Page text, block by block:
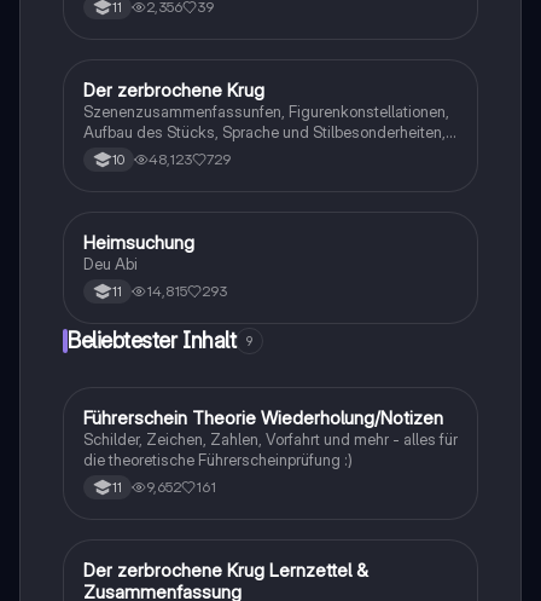
11 2,356 39
Deutsch
Der zerbrochene Krug
Szenenzusammenfassunfen, Figurenkonstellationen,
Aufbau des Stücks, Sprache und Stilbesonderheiten,
Aussageabsicht, Thematik, Interpretation
10 48,123 729
Deutsch
Heimsuchung
Deu Abi
11 14,815 293
Beliebtester Inhalt 9
Lerntipps
Führerschein Theorie Wiederholung/Notizen
Schilder, Zeichen, Zahlen, Vorfahrt und mehr - alles für
die theoretische Führerscheinprüfung :)
11 9,652 161
Deutsch
Der zerbrochene Krug Lernzettel &
Zusammenfassung